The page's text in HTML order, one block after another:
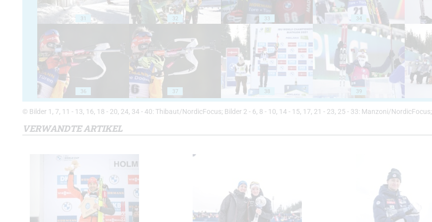
31 32 33 34
36 37 38 39
© Bilder 1, 7, 11 - 13, 16, 18 - 20, 24, 34 - 40: Thibaut/NordicFocus; Bilder 2 - 6, 8 - 10, 14 - 15, 17, 21 - 23, 25 - 33: Manzoni/NordicFocus;
VERWANDTE ARTIKEL